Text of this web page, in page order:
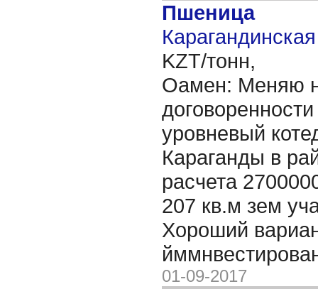
Пшеница
KZT/тонн,
Оамен: Меняю
уровневый
Караганды в
расчета
207 кв.м зем
Хороший
01-09-2017